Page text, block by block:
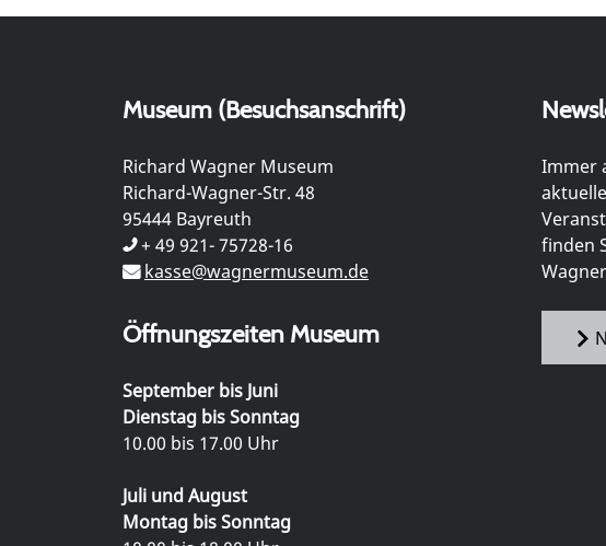
Museum (Besuchsanschrift)
Richard Wagner Museum
Richard-Wagner-Str. 48
95444 Bayreuth
+ 49 921- 75728-16
kasse@wagnermuseum.de
Öffnungszeiten Museum
September bis Juni
Dienstag bis Sonntag
10.00 bis 17.00 Uhr
Juli und August
Montag bis Sonntag
Immer
finden